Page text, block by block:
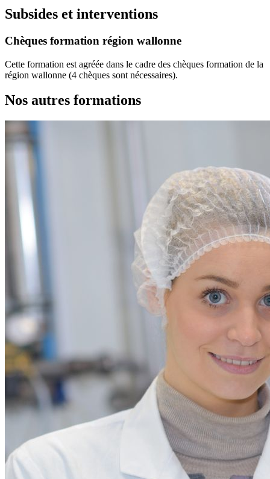
Subsides et interventions
Chèques formation région wallonne
Cette formation est agréée dans le cadre des chèques formation de la
région wallonne (4 chèques sont nécessaires).
Nos autres formations